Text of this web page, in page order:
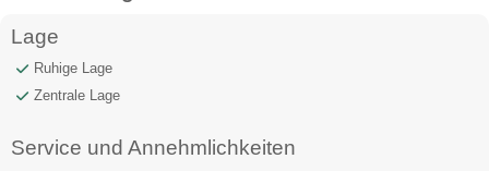
Lage
Ruhige Lage
Zentrale Lage
Service und Annehmlichkeiten